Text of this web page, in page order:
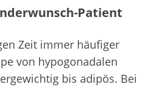
Patient
Zeit immer häufiger
von hypogonadalen
bis adipös. Bei